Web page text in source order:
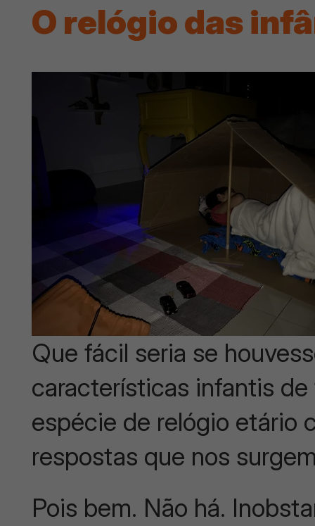
O relógio das
Que fácil seria se
características infantis
espécie de relógio etário
respostas que nos
Pois bem. Não há.